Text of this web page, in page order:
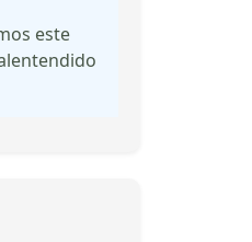
este